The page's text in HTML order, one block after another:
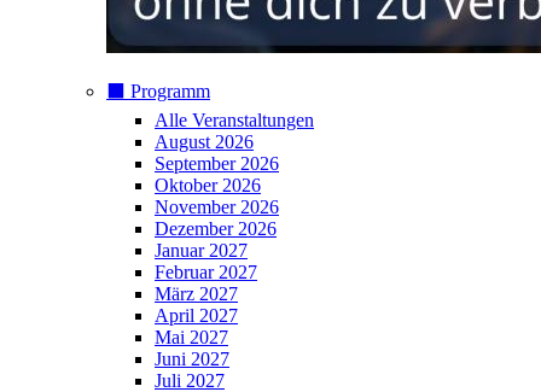
⬛️ Programm
Alle Veranstaltungen
August 2026
September 2026
Oktober 2026
November 2026
Dezember 2026
Januar 2027
Februar 2027
März 2027
April 2027
Mai 2027
Juni 2027
Juli 2027